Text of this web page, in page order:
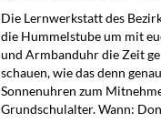
Die Lernwerkstatt des
die Hummelstube um mit
und Armbanduhr die Zeit
schauen, wie das denn
Sonnenuhren zum
Grundschulalter. Wann: